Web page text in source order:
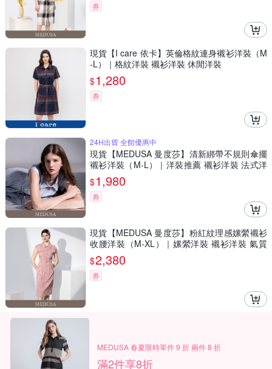
券
現貨【I care 依卡】英倫格紋連身襯衫洋裝（M
-L）｜格紋洋裝 襯衫洋裝 休閒洋裝
$1,280
券
24H出貨 全館優惠中
現貨【MEDUSA 曼度莎】清新綁帶不規則傘擺
襯衫洋裝（M-L）｜洋裝推薦 襯衫洋裝 法式洋
裝
$1,980
券
現貨【MEDUSA 曼度莎】粉紅紋理感嫘縈襯衫
收腰洋裝（M-XL）｜嫘縈洋裝 襯衫洋裝 氣質
穿搭
$2,380
券
MEDUSA 春夏限時單件 9 折 兩件 8 折
滿2件享8折